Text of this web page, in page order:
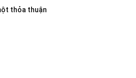
thỏa thuận